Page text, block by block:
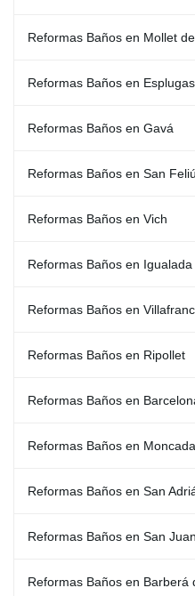
Reformas Baños en Mollet
Reformas Baños en
Reformas Baños en Gavá
Reformas Baños en San
Reformas Baños en Vich
Reformas Baños en Igualada
Reformas Baños en
Reformas Baños en Ripollet
Reformas Baños en
Reformas Baños en
Reformas Baños en San
Reformas Baños en San
Reformas Baños en Barberá